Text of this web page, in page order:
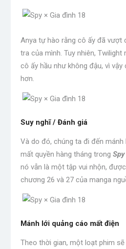
Anya tự hào rằng cô ấy đã vượt
tra của mình. Tuy nhiên, Twilight
cô ấy hầu như không đậu, vì vậy
hơn.
Suy nghĩ / Đánh giá
Và do đó, chúng ta đi đến mánh
mất quyền hàng tháng trong
nó vẫn là một tập vui nhộn,
chương 26 và 27 của manga
Mánh lới quảng cáo mất điện
Theo thời gian, một loạt phim